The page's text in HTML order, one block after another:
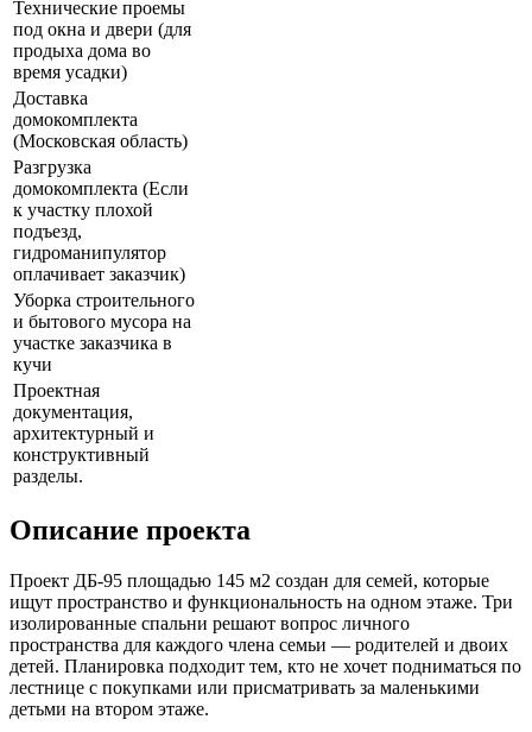
Технические проемы
под окна и двери (для
продыха дома во
время усадки)
Доставка
домокомплекта
(Московская область)
Разгрузка
домокомплекта (Если
к участку плохой
подъезд,
гидроманипулятор
оплачивает заказчик)
Уборка строительного
и бытового мусора на
участке заказчика в
кучи
Проектная
документация,
архитектурный и
конструктивный
разделы.
Описание проекта
Проект ДБ-95 площадью 145 м2 создан для семей, которые
ищут пространство и функциональность на одном этаже. Три
изолированные спальни решают вопрос личного
пространства для каждого члена семьи — родителей и двоих
детей. Планировка подходит тем, кто не хочет подниматься по
лестнице с покупками или присматривать за маленькими
детьми на втором этаже.